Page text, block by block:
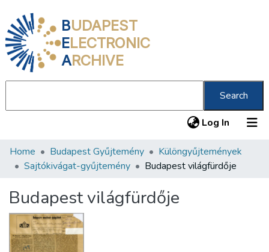
BUDAPEST
ELECTRONIC
ARCHIVE
Search
Log In (current)
Communities & Collections
Statistics
About us
Home Budapest Gyűjtemény
Különgyűjtemények
Sajtókivágat-gyűjtemény
Budapest világfürdője
Budapest világfürdője